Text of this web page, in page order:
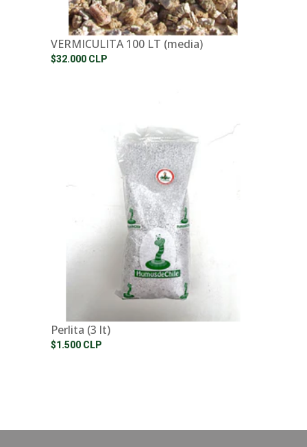
VERMICULITA 100 LT (media)
$32.000 CLP
Perlita (3 lt)
$1.500 CLP